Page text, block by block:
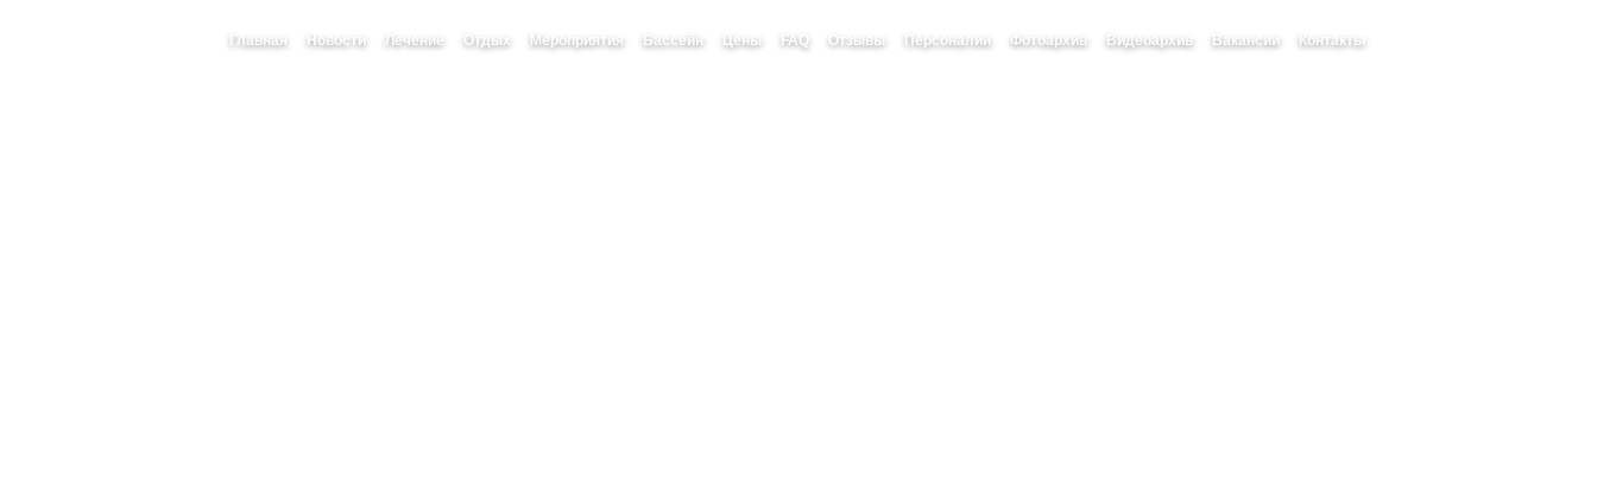
Главная Новости Лечение Отдых Мероприятия Бассейн Цены FAQ Отзывы Персоналии Фотоархив Видеоархив Вакансии Контакты